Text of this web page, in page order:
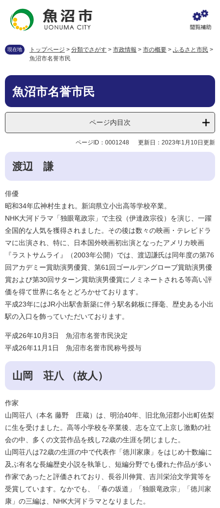
先
す
を
し
現在地 トップページ > 分類でさがす > 市政情報 > 市の概要 > ふるさと市民 >
魚沼市名誉市民
本
魚沼市名誉市民
ページ内目次
ページID：0001248 更新日：2023年1月10日更新
渡辺 謙
俳優
昭和34年広神村生まれ。新潟県立小出高等学校卒業。
NHK大河ドラマ「独眼竜政宗」で主役（伊達政宗役）を演じ、一躍
全国的な人気を獲得されました。その後は数々の映画・テレビドラ
マに出演され、特に、日本国外映画初出演となったアメリカ映画
『ラストサムライ』（2003年公開）では、渡辺謙氏は同年度の第76
回アカデミー賞助演男優賞、第61回ゴールデングローブ賞助演男優
賞および第30回サターン賞助演男優賞にノミネートされる等高い評
価を得て世界に名をとどろかせております。
平成23年にはJR小出駅舎新築に伴う駅名銘板に揮毫、歴史ある小出
駅の入口を飾っていただいております。
平成26年10月3日 魚沼市名誉市民決定
平成26年11月1日 魚沼市名誉市民称号授与
山岡 荘八 （故人）
作家
山岡荘八（本名 藤野 庄蔵）は、明治40年、旧北魚沼郡小出町佐梨
に生を受けました。高等小学校を卒業後、志を立て上京し激動の社
会の中、多くの文芸作品を残し72歳の生涯を閉じました。
山岡荘八は72歳の生涯の中で代表作「徳川家康」をはじめ十数編に
及ぶ有名な長編歴史小説を執筆し、短編分野でも優れた作品が多い
作家であったと評価されており、長谷川伸賞、吉川栄治文学賞等を
受賞しています。なかでも、「春の坂道」「独眼竜政宗」「徳川家
康」の三編は、NHK大河ドラマとなりました。